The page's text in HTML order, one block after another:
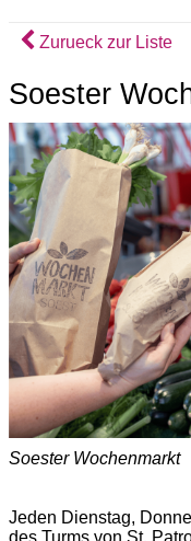
Zurueck zur Liste
Soester
Soester Wochenmarkt
Jeden Dienstag,
des Turms von St.